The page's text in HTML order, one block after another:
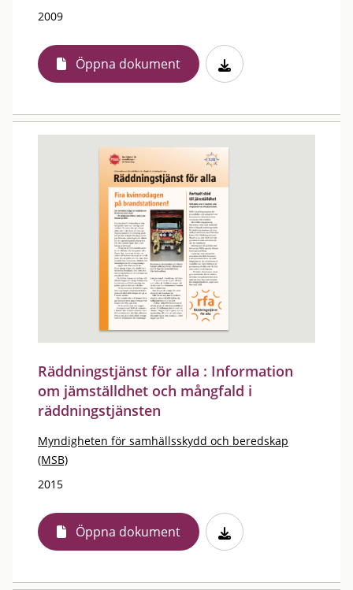
2009
Öppna dokument
Räddningstjänst för alla : Information
om jämställdhet och mångfald i
räddningstjänsten
Myndigheten för samhällsskydd och beredskap
(MSB)
2015
Öppna dokument